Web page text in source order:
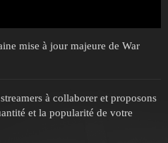
mise à jour majeure de War
à collaborer et proposons
et la popularité de votre